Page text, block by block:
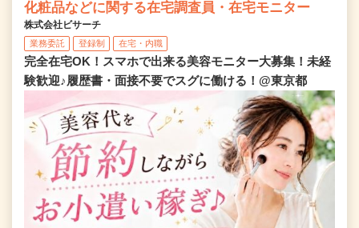
化粧品などに関する在宅調査員・在宅モニター
株式会社ビサーチ
業務委託 登録制 在宅・内職
完全在宅OK！スマホで出来る美容モニター大募集！未経
験歓迎♪履歴書・面接不要でスグに働ける！@東京都